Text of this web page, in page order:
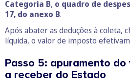
Categoria B, o quadro de
17, do anexo B.
Após abater as deduções à coleta,
líquida, o valor de imposto
Passo 5: apuramento
a receber do Estado